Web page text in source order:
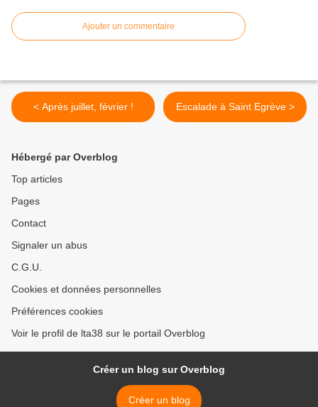
Ajouter un commentaire
< Après juillet, février ! Escalade à Saint Egrève >
Hébergé par Overblog
Top articles
Pages
Contact
Signaler un abus
C.G.U.
Cookies et données personnelles
Préférences cookies
Voir le profil de lta38 sur le portail Overblog
Créer un blog sur Overblog
Créer un blog